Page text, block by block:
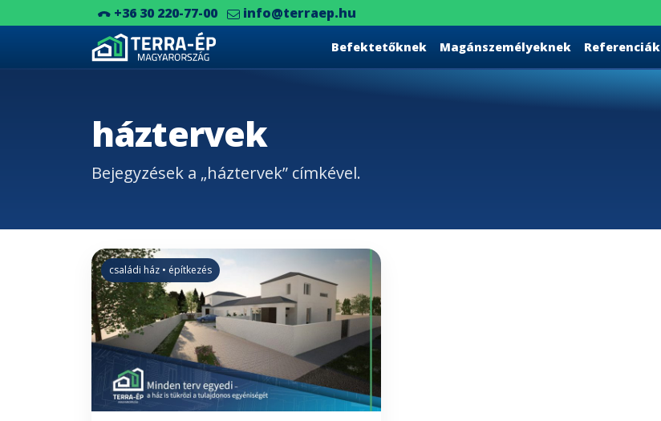
+36 30 220-77-00 info@terraep.hu
Main Navigation Befektetőknek Magánszemélyeknek Referenciák
háztervek
Bejegyzések a „háztervek” címkével.
családi ház • építkezés